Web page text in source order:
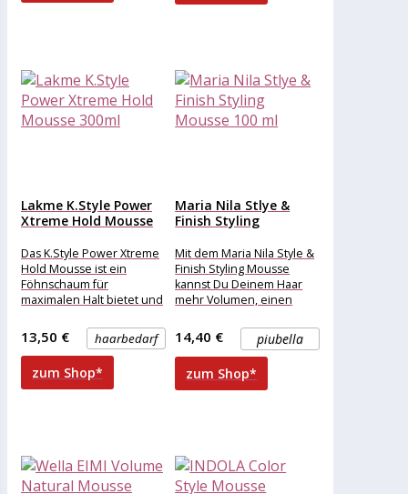
Lakme K.Style Power
Xtreme Hold Mousse
Das K.Style Power Xtreme
Hold Mousse ist ein
Föhnschaum für
maximalen Halt bietet und
weniger Schaum aufträgt,
haarbedarf
13,50 €
zum Shop*
Maria Nila Stlye &
Finish Styling
Mit dem Maria Nila Style &
Finish Styling Mousse
kannst Du Deinem Haar
mehr Volumen, einen
piubella
14,40 €
zum Shop*